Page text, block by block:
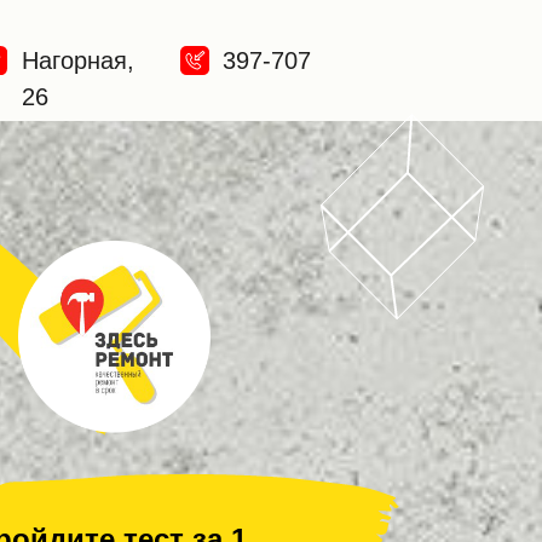
397-707
Нагорная,
26